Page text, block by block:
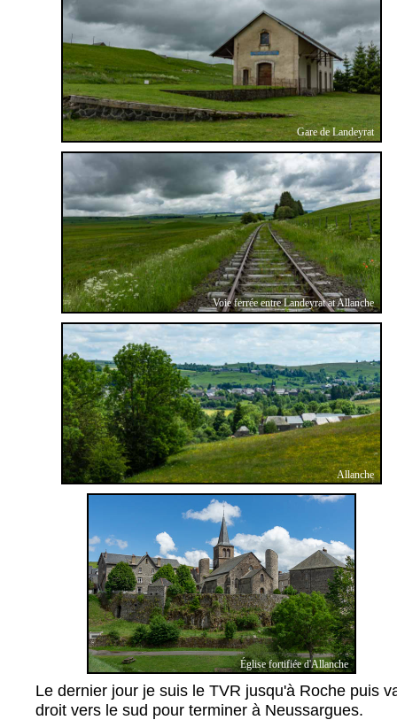
Gare de Landeyrat
Voie ferrée entre Landeyrat at Allanche
Allanche
Église fortifiée d'Allanche
Le dernier jour je suis le TVR jusqu'à Roche puis
droit vers le sud pour terminer à Neussargues.